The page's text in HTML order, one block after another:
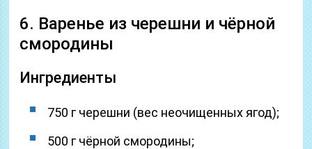
6. Варенье из черешни и чёрной
смородины
Ингредиенты
750 г черешни (вес неочищенных ягод);
500 г чёрной смородины;